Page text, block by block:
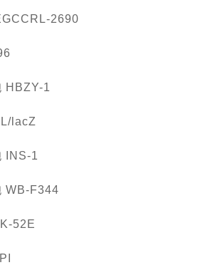
2690
HBZY-1
lacZ
INS-1
WB-F344
52E